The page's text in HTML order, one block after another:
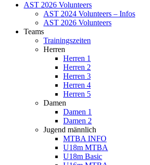
AST 2026 Volunteers
AST 2024 Volunteers – Infos
AST 2026 Volunteers
Teams
Trainingszeiten
Herren
Herren 1
Herren 2
Herren 3
Herren 4
Herren 5
Damen
Damen 1
Damen 2
Jugend männlich
MTBA INFO
U18m MTBA
U18m Basic